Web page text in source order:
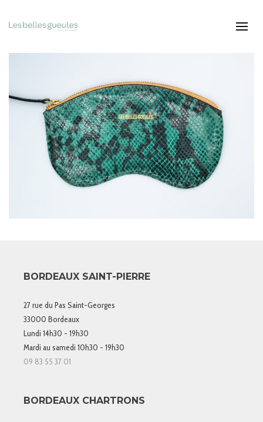
BORDEAUX SAINT-PIERRE
27 rue du Pas Saint-Georges
33000 Bordeaux
Lundi 14h30 - 19h30
Mardi au samedi 10h30 - 19h30
09 83 55 37 01
BORDEAUX CHARTRONS